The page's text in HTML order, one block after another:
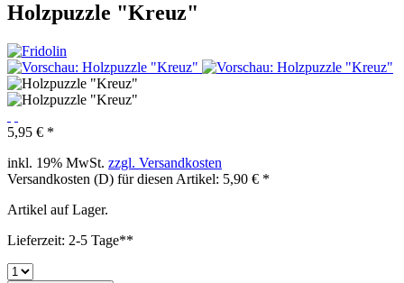
Holzpuzzle "Kreuz"
5,95 € *
inkl. 19% MwSt. zzgl. Versandkosten
Versandkosten (D) für diesen Artikel: 5,90 € *
Artikel auf Lager.
Lieferzeit: 2-5 Tage**